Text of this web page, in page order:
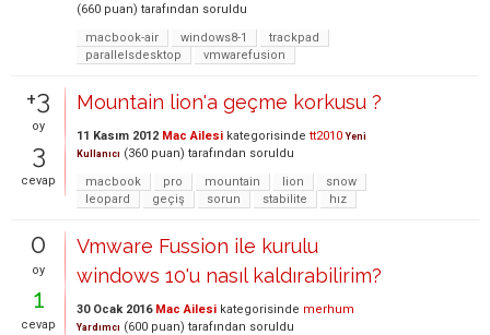
(660 puan) tarafından soruldu
macbook-air
windows8-1
trackpad
parallelsdesktop
vmwarefusion
+3
oy
3
cevap
Mountain lion'a geçme korkusu ?
11 Kasım 2012 Mac Ailesi kategorisinde tt2010 Yeni
Kullanıcı (360 puan) tarafından soruldu
macbook
pro mountain lion
snow
leopard
geçiş sorun stabilite hız
0
oy
1
cevap
Vmware Fussion ile kurulu
windows 10'u nasıl kaldırabilirim?
30 Ocak 2016 Mac Ailesi kategorisinde merhum
Yardımcı (600 puan) tarafından soruldu